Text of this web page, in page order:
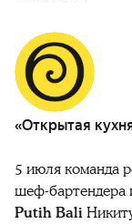
«Открытая
5 июля команда
шеф-бартендера
Putih Bali